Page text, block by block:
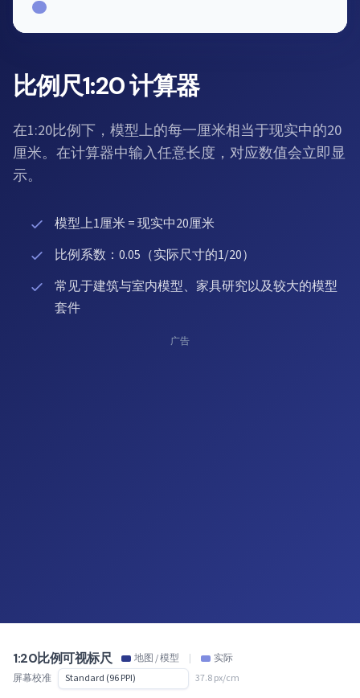
比例尺1:20 计算器
在1:20比例下，模型上的每一厘米相当于现实中的20
厘米。在计算器中输入任意长度，对应数值会立即显
示。
模型上1厘米 = 现实中20厘米
比例系数：0.05（实际尺寸的1/20）
常见于建筑与室内模型、家具研究以及较大的模型
套件
广告
1:20比例可视标尺 地图 / 模型 |
实际
屏幕校准
37.8 px/cm